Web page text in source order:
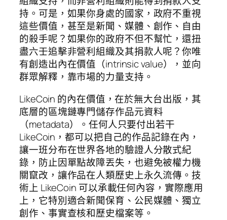
持。可是，如果你身處的國家，政府不重視
這些價值，甚至是新聞、媒體、創作、自由
的殺手呢？如果你的政府不但不幫忙，還扭
盡六壬追擊非營利組織及其捐款人呢？你唯
有創造出內在價值（intrinsic value），並向
群眾解釋，靠市場的力量支持。
LikeCoin 的內在價值，在於無大台出版，其
底層的區塊鏈專門儲存作品元資料
（metadata）。任何人只要付出若干
LikeCoin，都可以把自己的作品記錄在內，
讓一班分布在世界各地的驗證人分散式紀
錄，防止因單點故障丟失，也避免被權力機
關竄改，讓作品在人類歷史上永久流傳。技
術上 LikeCoin 可以承載任何內容，實際應用
上，它特別適合新聞保育、公民媒體、獨立
創作、事實查核和歷史檔案等。